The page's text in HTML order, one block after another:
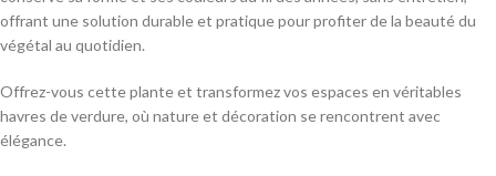
offrant une solution durable et pratique pour profiter de la beauté du
végétal au quotidien.
Offrez-vous cette plante et transformez vos espaces en véritables
havres de verdure, où nature et décoration se rencontrent avec
élégance.